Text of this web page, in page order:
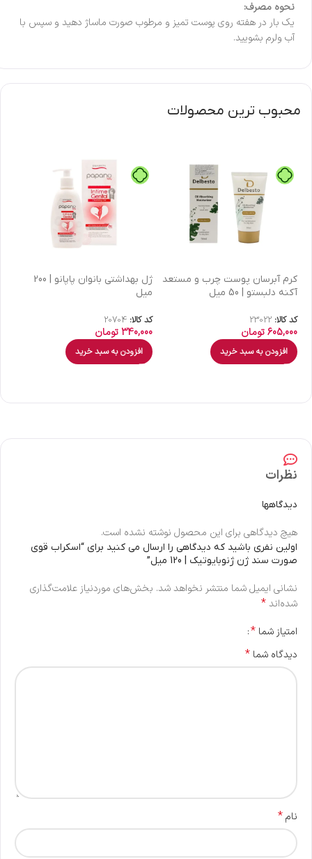
نحوه مصرف:
یک بار در هفته روی پوست تمیز و مرطوب صورت ماساژ دهید و سپس با
آب ولرم بشویید.
محبوب ترین محصولات
كرم آبرسان پوست چرب و مستعد
آکنه دلبستو | 50 میل
کد کالا: 23022
605,000تومان
افزودن به سبد خرید
ژل بهداشتی بانوان پاپانو | 200
میل
کد کالا: 20704
340,000تومان
افزودن به سبد خرید
نظرات
دیدگاهها
هیچ دیدگاهی برای این محصول نوشته نشده است.
اولین نفری باشید که دیدگاهی را ارسال می کنید برای “اسکراب قوی
صورت سند ژن ژنوبایوتیک | 120 میل”
نشانی ایمیل شما منتشر نخواهد شد. بخش‌های موردنیاز علامت‌گذاری
شده‌اند*
امتیاز شما *
دیدگاه شما *
نام*